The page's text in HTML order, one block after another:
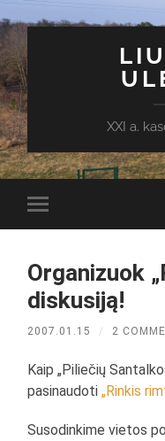
XXI a.
Toggle
mobile
Organizuok
diskusiją!
2007.01.15 / 2
Kaip „Piliečių
pasinaudoti„Rinkis
Susodinkime vietos